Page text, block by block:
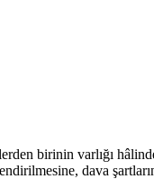
birinin varlığı
dava